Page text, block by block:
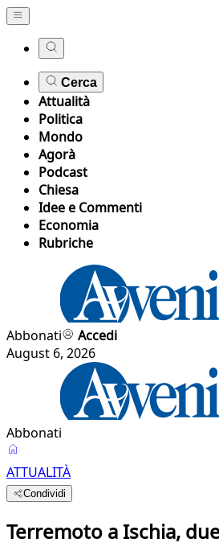
Cerca
Attualità
Politica
Mondo
Agorà
Podcast
Chiesa
Idee e Commenti
Economia
Rubriche
Abbonati
Accedi
August 6, 2026
Abbonati
ATTUALITÀ
Condividi
Terremoto a Ischia,